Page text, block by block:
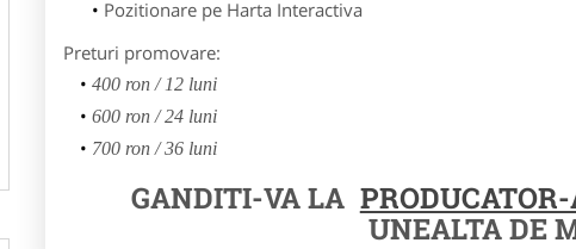
Pozitionare pe Harta Interactiva
Preturi promovare:
400 ron / 12 luni
600 ron / 24 luni
700 ron / 36 luni
GANDITI-VA LA
UNEALTA DE